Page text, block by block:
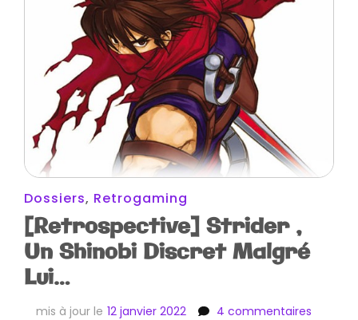
Dossiers, Retrogaming
[Retrospective] Strider ,
Un Shinobi Discret Malgré
Lui…
mis à jour le 12 janvier 2022 4 commentaires